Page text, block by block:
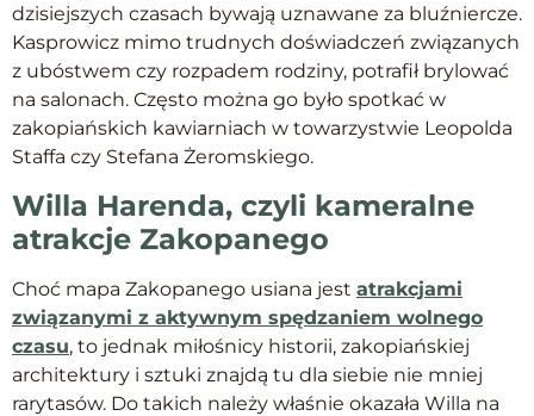
dzisiejszych czasach bywają uznawane za bluźniercze.
Kasprowicz mimo trudnych doświadczeń związanych
z ubóstwem czy rozpadem rodziny, potrafił brylować
na salonach. Często można go było spotkać w
zakopiańskich kawiarniach w towarzystwie Leopolda
Staffa czy Stefana Żeromskiego.
Willa Harenda, czyli kameralne
atrakcje Zakopanego
Choć mapa Zakopanego usiana jest atrakcjami
związanymi z aktywnym spędzaniem wolnego
czasu, to jednak miłośnicy historii, zakopiańskiej
architektury i sztuki znajdą tu dla siebie nie mniej
rarytasów. Do takich należy właśnie okazała Willa na